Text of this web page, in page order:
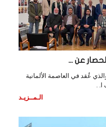
عن ...
عُقد في العاصمة الألمانية
.
الـمــزيـد